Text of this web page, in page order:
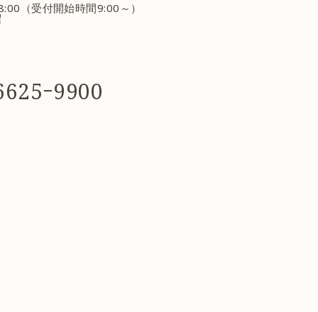
（受付開始時間9:00～）
ｰ9900